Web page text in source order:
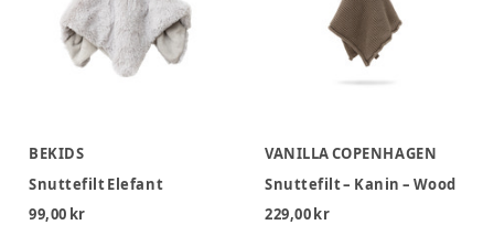
BEKIDS
Snuttefilt Elefant
99,00 kr
VANILLA COPENHAGEN
Snuttefilt – Kanin – Wood
229,00 kr